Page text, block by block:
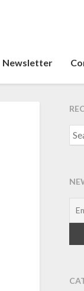
Newsletter